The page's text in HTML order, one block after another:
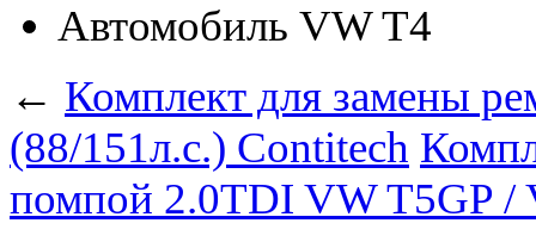
Автомобиль VW T4
← Комплект для замены
(88/151л.с.) Contitech
помпой 2.0TDI VW T5GP /